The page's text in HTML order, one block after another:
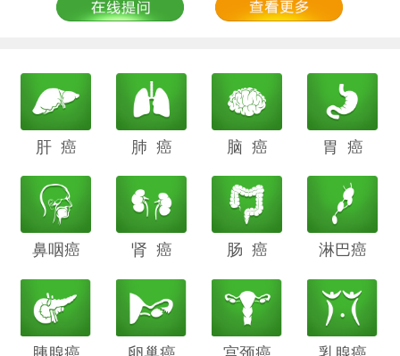
肝 癌 阴道癌肺 癌 甲状腺癌
脑 癌 前列腺癌
胃 癌
鼻咽癌 胆管癌肾 癌
子宫内膜
癌
肠 癌 膀胱癌
淋巴癌